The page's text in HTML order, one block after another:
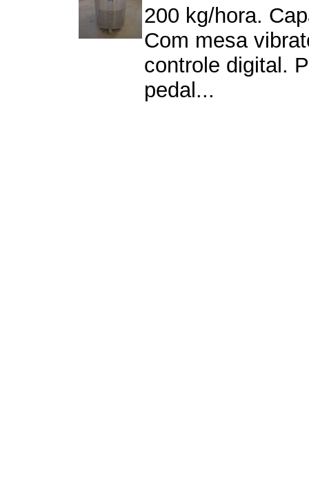
200 kg/hora.
Com mesa
controle digital.
pedal...